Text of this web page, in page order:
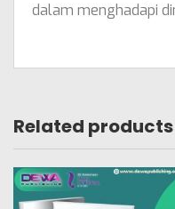
dalam menghadapi
Related products